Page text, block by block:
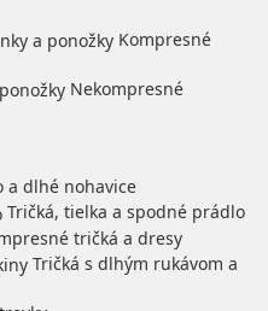
Kompresné
Nekompresné
a dlhé nohavice
Tričká, tielka a spodné prádlo
tričká a dresy
Tričká s dlhým rukávom a